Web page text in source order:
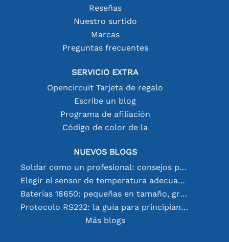
Reseñas
Nuestro surtido
Marcas
Preguntas frecuentes
SERVICIO EXTRA
Opencircuit Tarjeta de regalo
Escribe un blog
Programa de afiliación
Código de color de la
NUEVOS BLOGS
Soldar como un profesional: consejos para conexiones electrónicas perfectas
Elegir el sensor de temperatura adecuado [youtube]
Baterías 18650: pequeñas en tamaño, grandes en rendimiento
Protocolo RS232: la guía para principiantes
Más blogs